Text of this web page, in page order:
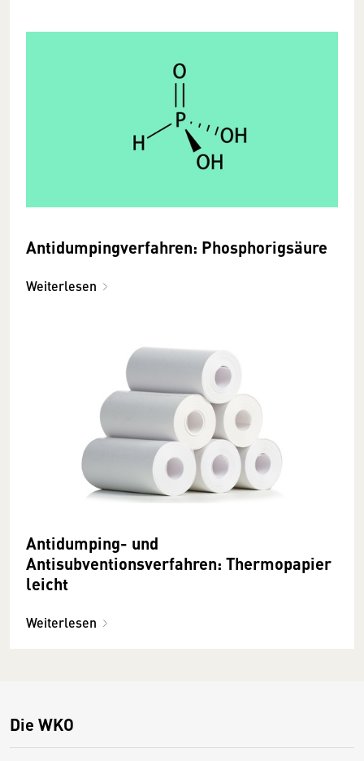
Antidumpingverfahren: Phosphorigsäure
Weiterlesen
Antidumping- und
Antisubventionsverfahren: Thermopapier
leicht
Weiterlesen
Die WKO